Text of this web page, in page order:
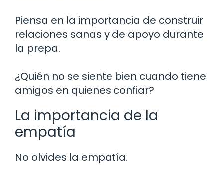
Piensa en la importancia de construir
relaciones sanas y de apoyo durante
la prepa.
¿Quién no se siente bien cuando tiene
amigos en quienes confiar?
La importancia de la
empatía
No olvides la empatía.